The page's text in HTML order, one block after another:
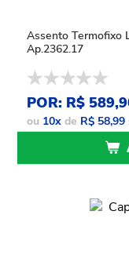
Assento Termofixo
Ap.2362.17
POR: R$
ou 10x de R$ 58,99